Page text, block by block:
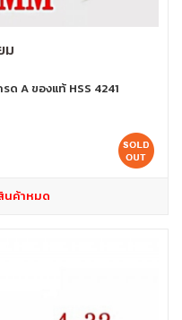
ม
รด A ของแท้ HSS 4241
นค้าหมด